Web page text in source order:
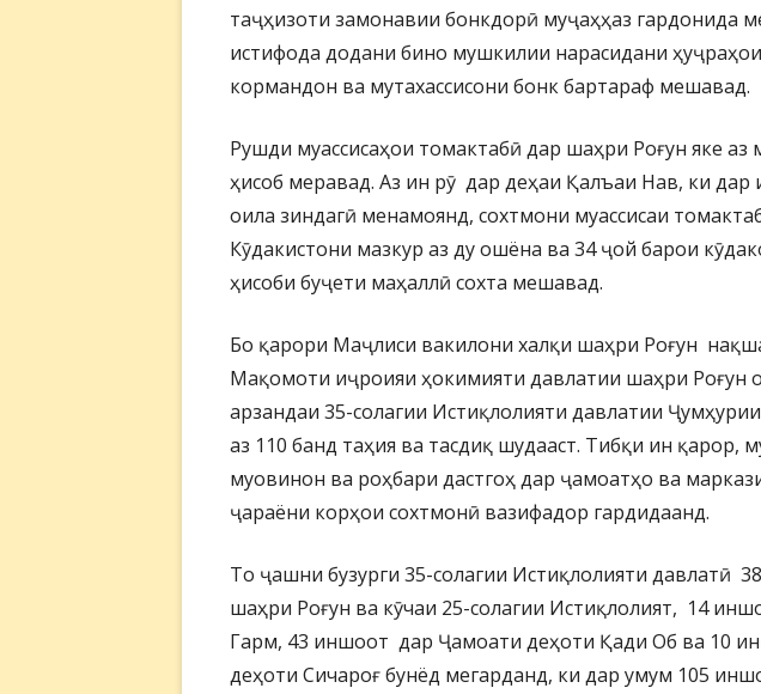
таҷҳизоти замонавии бонкдорӣ муҷаҳҳаз гардонида
истифода додани бино мушкилии нарасидани
кормандон ва мутахассисони бонк бартараф мешавад.
Рушди муассисаҳои томактабӣ дар шаҳри Роғун яке аз
ҳисоб меравад. Аз ин рӯ дар деҳаи Қалъаи Нав, ки дар
оила зиндагӣ менамоянд, сохтмони муассисаи
Кӯдакистони мазкур аз ду ошёна ва 34 ҷой барои
ҳисоби буҷети маҳаллӣ сохта мешавад.
Бо қарори Маҷлиси вакилони халқи шаҳри Роғун
Мақомоти иҷроияи ҳокимияти давлатии шаҳри Роғун
арзандаи 35-солагии Истиқлолияти давлатии
аз 110 банд таҳия ва тасдиқ шудааст. Тибқи ин қарор,
муовинон ва роҳбари дастгоҳ дар ҷамоатҳо ва
ҷараёни корҳои сохтмонӣ вазифадор гардидаанд.
То ҷашни бузурги 35-солагии Истиқлолияти давлатӣ
шаҳри Роғун ва кӯчаи 25-солагии Истиқлолият, 14
Гарм, 43 иншоот дар Ҷамоати деҳоти Қади Об ва 10
деҳоти Сичароғ бунёд мегарданд, ки дар умум 105